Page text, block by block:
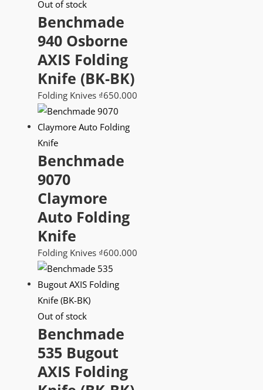
Out of stock
Benchmade
940 Osborne
AXIS Folding
Knife (BK-BK)
Folding Knives ₫650.000
Benchmade
9070
Claymore
Auto Folding
Knife
Folding Knives ₫600.000
Out of stock
Benchmade
535 Bugout
AXIS Folding